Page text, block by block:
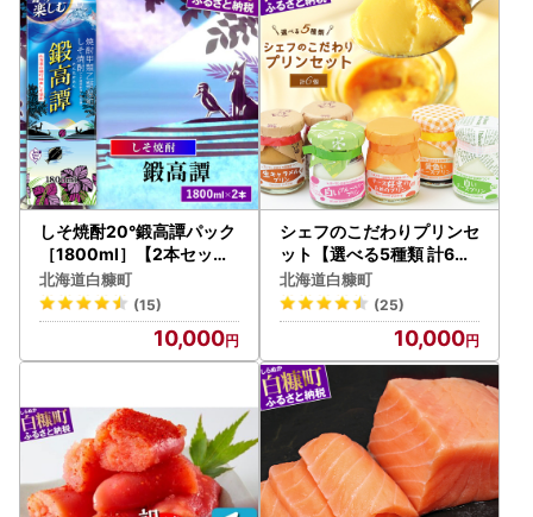
しそ焼酎20°鍛高譚パック
［1800ml］【2本セット
】_I010-0577
北海道白糠町
(15)
10,000
シェフのこだわりプリンセ
ット【選べる5種類 計6個
】_I010-0356
北海道白糠町
(25)
10,000